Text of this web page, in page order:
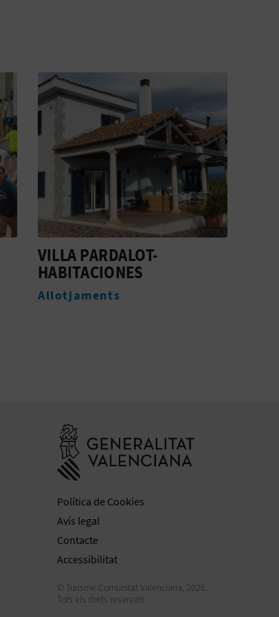
VILLA PARDALOT-
HABITACIONES
Allotjaments
Política de Cookies
Avís legal
Contacte
Accessibilitat
© Turisme Comunitat Valenciana, 2026.
Tots els drets reservats